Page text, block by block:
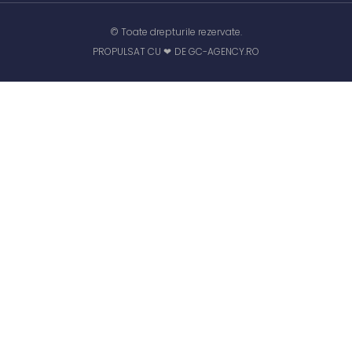
© Toate drepturile rezervate.
PROPULSAT CU ❤ DE GC-AGENCY.RO